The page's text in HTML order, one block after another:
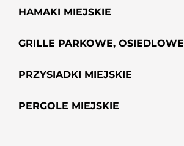
HAMAKI MIEJSKIE
GRILLE PARKOWE, OSIEDLOWE
PRZYSIADKI MIEJSKIE
PERGOLE MIEJSKIE